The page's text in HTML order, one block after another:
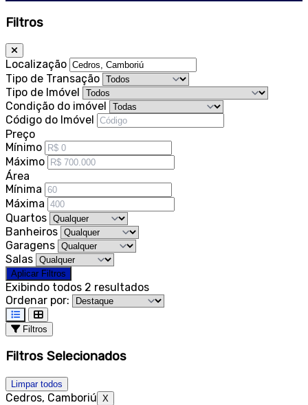
Filtros
Localização
Tipo de Transação
Tipo de Imóvel
Condição do imóvel
Código do Imóvel
Preço
Mínimo
Máximo
Área
Mínima
Máxima
Quartos
Banheiros
Garagens
Salas
Aplicar Filtros
Exibindo todos 2 resultados
Ordenar por:
Filtros
Filtros Selecionados
Limpar todos
Cedros, Camboriú X